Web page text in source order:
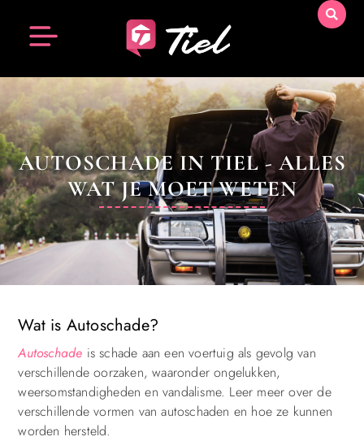
AUTOSCHADE IN TIEL - ALLES
WAT JE MOET WETEN
Wat is Autoschade?
Autoschade is schade aan een voertuig als gevolg van
verschillende oorzaken, waaronder ongelukken,
weersomstandigheden en vandalisme. Leer meer over de
verschillende vormen van autoschaden en hoe ze kunnen
worden hersteld.